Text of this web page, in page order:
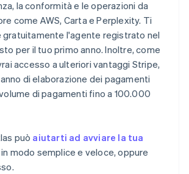
la conformità e le operazioni da
come AWS, Carta e Perplexity. Ti
gratuitamente l'agente registrato nel
per il tuo primo anno. Inoltre, come
accesso a ulteriori vantaggi Stripe,
di elaborazione dei pagamenti
di pagamenti fino a 100.000
può aiutarti ad avviare la tua
in modo semplice e veloce, oppure